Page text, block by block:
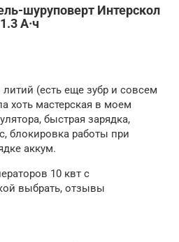
шуруповерт Интерскол
А·ч
(есть еще зубр и совсем
хоть мастерская в моем
быстрая зарядка,
блокировка работы при
аккум.
10 квт с
выбрать, отзывы